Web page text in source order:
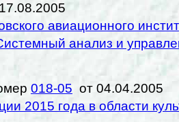
авиационного
анализ и
018-05 от 04.04.2005
2015 года в области